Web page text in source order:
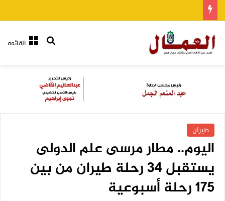
القائمةبحث عن
طيران
اليوم.. مطار مرسى علم الدولى
يستقبل 34 رحلة طيران من بين
175 رحلة أسبوعية